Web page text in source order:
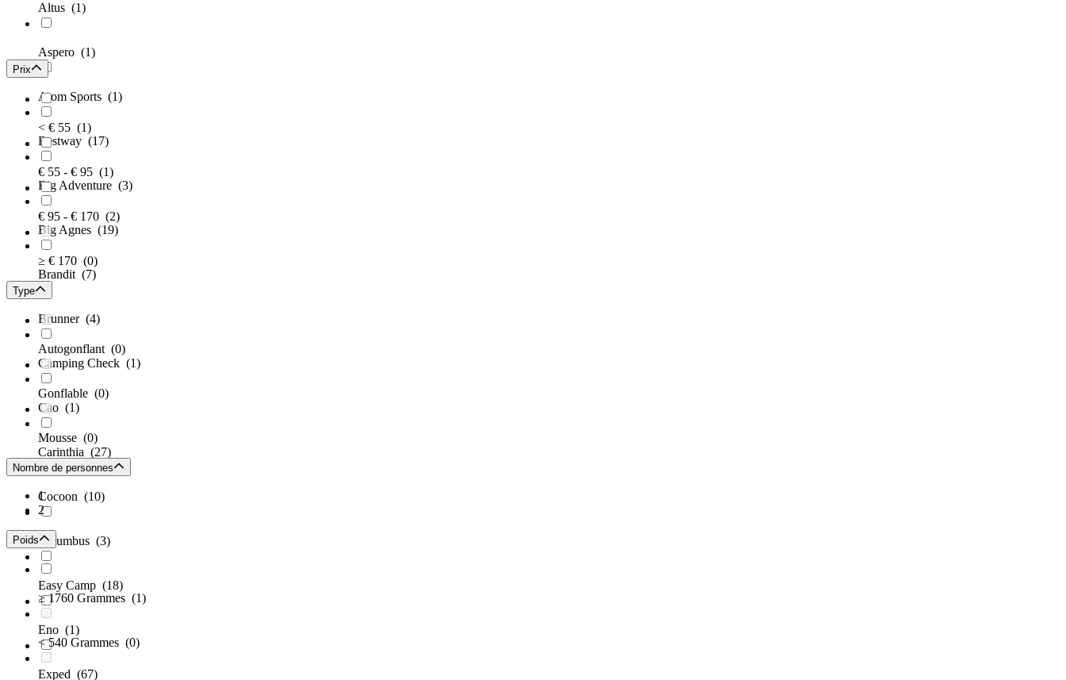
Altus (1)
Aspero (1)
Atom Sports (1)
Bestway (17)
Big Adventure (3)
Big Agnes (19)
Brandit (7)
Brunner (4)
Camping Check (1)
Cao (1)
Carinthia (27)
Cocoon (10)
Columbus (3)
Easy Camp (18)
Eno (1)
Exped (67)
Prix
< € 55 (1)
€ 55 - € 95 (1)
€ 95 - € 170 (2)
≥ € 170 (0)
Type
Autogonflant (0)
Gonflable (0)
Mousse (0)
Nombre de personnes
1
2
Poids
≥ 1760 Grammes (1)
< 540 Grammes (0)